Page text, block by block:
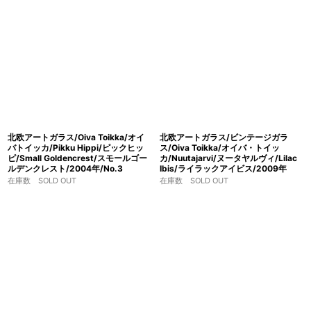
北欧アートガラス/Oiva Toikka/オイ
バトイッカ/Pikku Hippi/ピックヒッ
ピ/Small Goldencrest/スモールゴー
ルデンクレスト/2004年/No.3
在庫数 SOLD OUT
北欧アートガラス/ビンテージガラ
ス/Oiva Toikka/オイバ・トイッ
カ/Nuutajarvi/ヌータヤルヴィ/Lilac
Ibis/ライラックアイビス/2009年
在庫数 SOLD OUT